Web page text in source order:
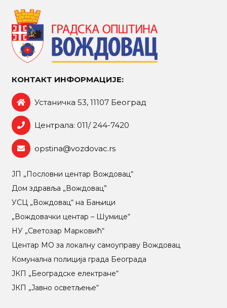
КОНТАКТ ИНФОРМАЦИЈЕ:
Устаничка 53, 11107 Београд
Централа: 011/ 244-7420
opstina@vozdovac.rs
ЈП „Пословни центар Вождовац“
Дом здравља „Вождовац”
УСЦ „Вождовац“ на Бањици
„Вождовачки центар – Шумице“
НУ „Светозар Марковић“
Центар МO за локалну самоуправу Вождовац
Комунална полиција града Београда
ЈКП „Београдске електране“
ЈКП „Јавно осветљење“